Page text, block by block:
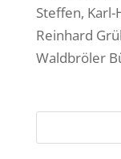
Steffen,
Reinhard
Waldbröler